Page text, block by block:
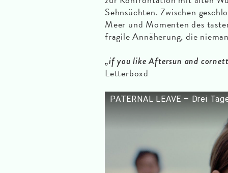
Sehnsüchten. Zwischen
Meer und Momenten des
fragile Annäherung, die
„if you like Aftersun and
Letterboxd
PATERNAL LEAVE – Drei